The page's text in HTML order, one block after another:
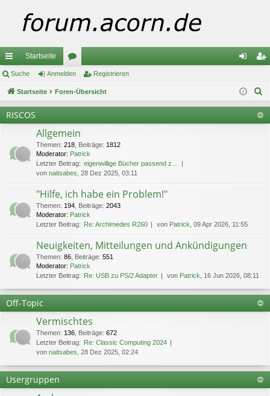
ch
ne
llz
riff
Startseite
or
en m ist
rie
Suche Anmelden Registrieren
Startseite Foren-Übersicht
RISCOS
Allgemein
Themen: 218 Beiträge: 1812
Moderator: Patrick
Letzter Beitrag: eigenwillige Bücher passend z…
von naitsabes , 28 Dez 2025, 03:11
"Hilfe, ich habe ein Problem!"
Themen: 194 Beiträge: 2043
Moderator: Patrick
Letzter Beitrag: Re: Archimedes R260 von Patrick , 09 Apr 2026, 11:55
Neuigkeiten, Mitteilungen und Ankündigungen
Themen: 86 Beiträge: 551
Moderator: Patrick
Letzter Beitrag: Re: USB zu PS/2 Adapter von Patrick , 16 Jun 2026, 08:11
Off-Topic
Vermischtes
Themen: 136 Beiträge: 672
Letzter Beitrag: Re: Classic Computing 2024
von naitsabes , 28 Dez 2025, 02:24
Usergruppen